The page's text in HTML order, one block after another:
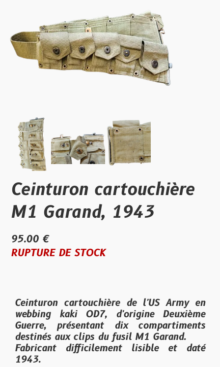
Ceinturon cartouchière
M1 Garand, 1943
95.00 €
RUPTURE DE STOCK
Ceinturon cartouchière de l'US Armyen
webbing kaki OD7, d'origine Deuxième
Guerre, présentant dix compartiments
destinés aux clips du fusil M1 Garand.
Fabricant difficilement lisible
et daté
1943.